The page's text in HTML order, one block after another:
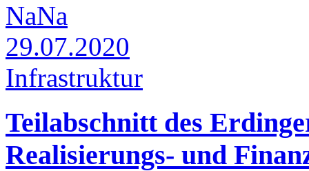
NaNa
29.07.2020
Infrastruktur
Teilabschnitt des
Realisierungs- und